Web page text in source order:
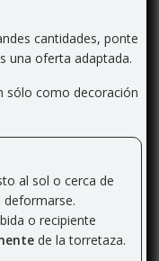
cantidades, ponte
una oferta adaptada.
sólo como decoración
al sol o cerca de
deformarse.
o recipiente
de la torretaza.